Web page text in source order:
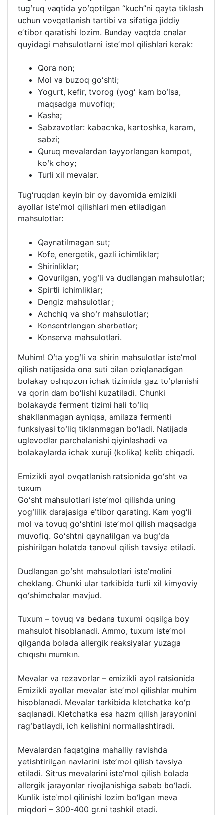
tugʻruq vaqtida yoʻqotilgan “kuch”ni qayta tiklash
uchun vovqatlanish tartibi va sifatiga jiddiy
eʼtibor qaratishi lozim. Bunday vaqtda onalar
quyidagi mahsulotlarni isteʼmol qilishlari kerak:
Qora non;
Mol va buzoq goʻshti;
Yogurt, kefir, tvorog (yogʻ kam boʻlsa,
maqsadga muvofiq);
Kasha;
Sabzavotlar: kabachka, kartoshka, karam,
sabzi;
Quruq mevalardan tayyorlangan kompot,
koʻk choy;
Turli xil mevalar.
Tugʻruqdan keyin bir oy davomida emizikli
ayollar isteʼmol qilishlari men etiladigan
mahsulotlar:
Qaynatilmagan sut;
Kofe, energetik, gazli ichimliklar;
Shirinliklar;
Qovurilgan, yogʻli va dudlangan mahsulotlar;
Spirtli ichimliklar;
Dengiz mahsulotlari;
Achchiq va shoʻr mahsulotlar;
Konsentrlangan sharbatlar;
Konserva mahsulotlari.
Muhim! Oʻta yogʻli va shirin mahsulotlar isteʼmol
qilish natijasida ona suti bilan oziqlanadigan
bolakay oshqozon ichak tizimida gaz toʻplanishi
va qorin dam boʻlishi kuzatiladi. Chunki
bolakayda ferment tizimi hali toʻliq
shakllanmagan ayniqsa, amilaza fermenti
funksiyasi toʻliq tiklanmagan boʻladi. Natijada
uglevodlar parchalanishi qiyinlashadi va
bolakaylarda ichak xuruji (kolika) kelib chiqadi.
Emizikli ayol ovqatlanish ratsionida goʻsht va
tuxum
Goʻsht mahsulotlari isteʼmol qilishda uning
yogʻlilik darajasiga eʼtibor qarating. Kam yogʻli
mol va tovuq goʻshtini isteʼmol qilish maqsadga
muvofiq. Goʻshtni qaynatilgan va bugʻda
pishirilgan holatda tanovul qilish tavsiya etiladi.
Dudlangan goʻsht mahsulotlari isteʼmolini
cheklang. Chunki ular tarkibida turli xil kimyoviy
qoʻshimchalar mavjud.
Tuxum – tovuq va bedana tuxumi oqsilga boy
mahsulot hisoblanadi. Ammo, tuxum isteʼmol
qilganda bolada allergik reaksiyalar yuzaga
chiqishi mumkin.
Mevalar va rezavorlar – emizikli ayol ratsionida
Emizikli ayollar mevalar isteʼmol qilishlar muhim
hisoblanadi. Mevalar tarkibida kletchatka koʻp
saqlanadi. Kletchatka esa hazm qilish jarayonini
ragʻbatlaydi, ich kelishini normallashtiradi.
Mevalardan faqatgina mahalliy ravishda
yetishtirilgan navlarini isteʼmol qilish tavsiya
etiladi. Sitrus mevalarini isteʼmol qilish bolada
allergik jarayonlar rivojlanishiga sabab boʻladi.
Kunlik isteʼmol qilinishi lozim boʻlgan meva
miqdori – 300-400 gr.ni tashkil etadi.